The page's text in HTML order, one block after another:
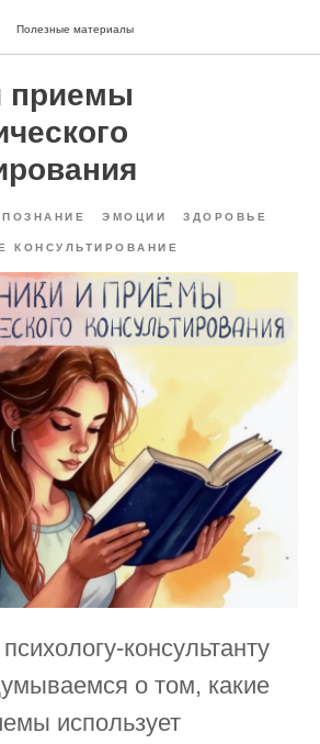
Полезные материалы
приемы
ЭМОЦИИ ЗДОРОВЬЕ
КОНСУЛЬТИРОВАНИЕ
консультанту
о том, какие
использует